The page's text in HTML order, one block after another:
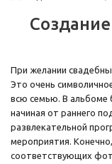
При желании
Это очень
всю семью. В альбоме
начиная от раннего
развлекательной
мероприятия.
соответствующих